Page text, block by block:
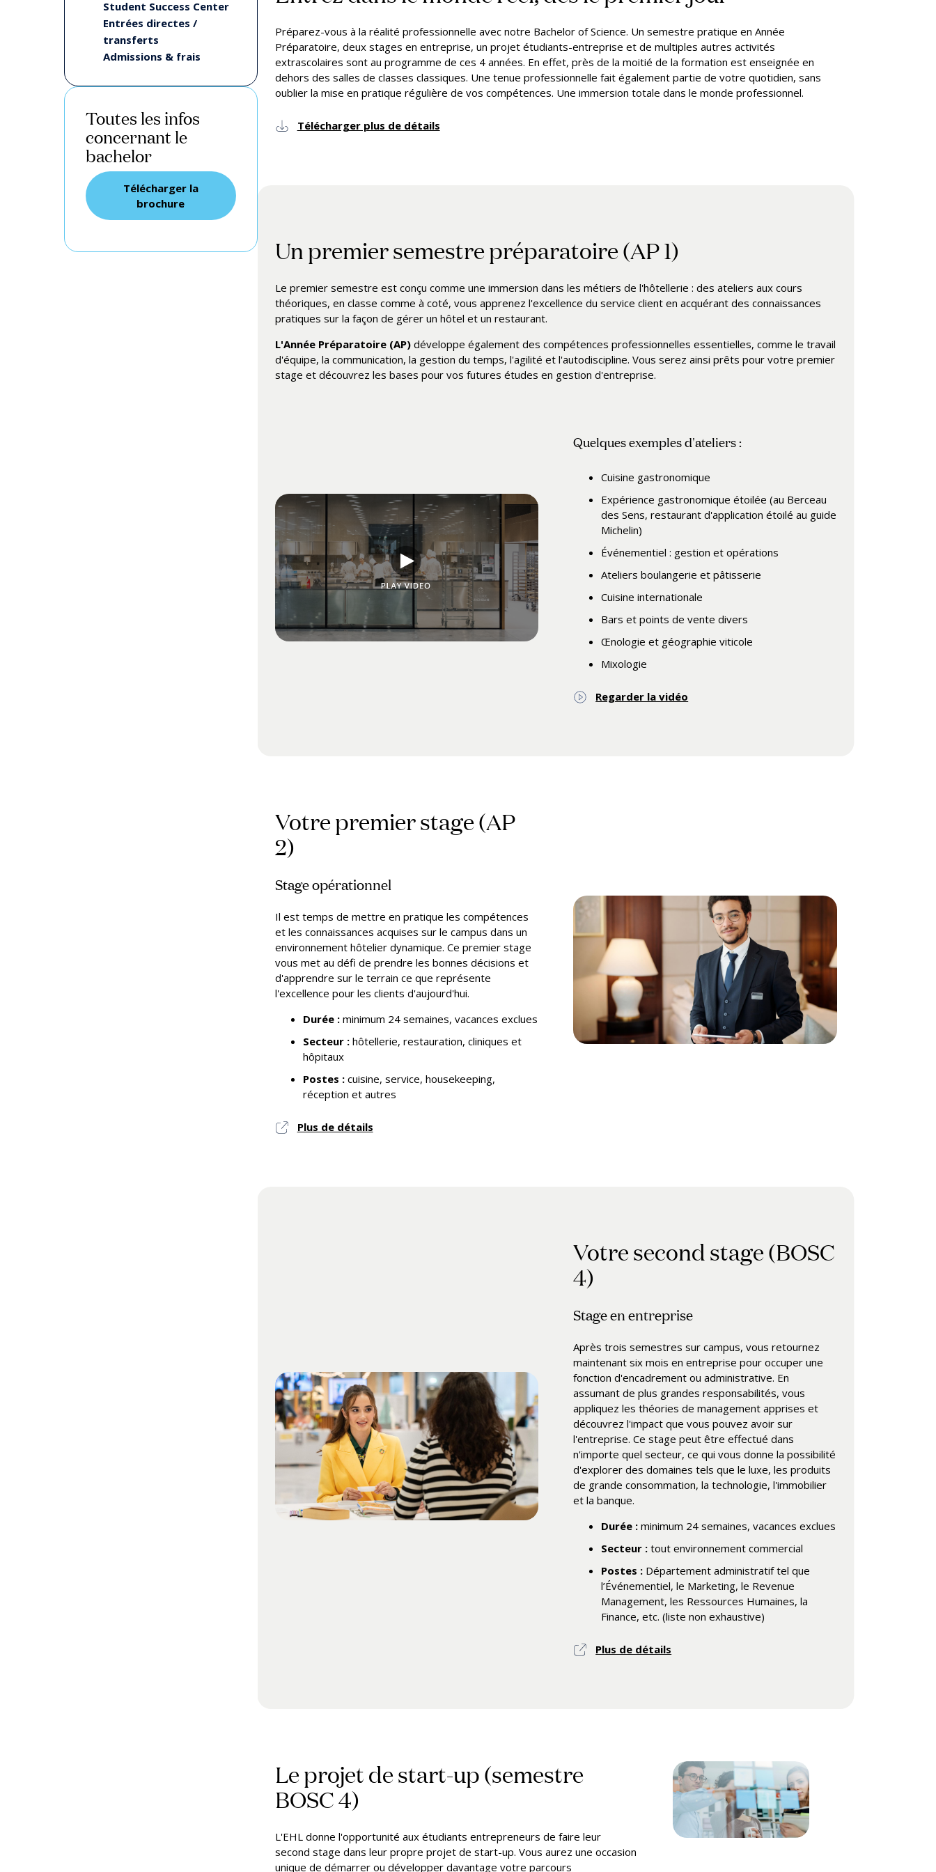
Student Success Center
Entrées directes /
transferts
Admissions & frais
Toutes les infos
concernant le
bachelor
Télécharger la
brochure
Préparez-vous à la réalité professionnelle avec notre Bachelor of Science. Un semestre pratique en Année
Préparatoire, deux stages en entreprise, un projet étudiants-entreprise et de multiples autres activités
extrascolaires sont au programme de ces 4 années. En effet, près de la moitié de la formation est enseignée en
dehors des salles de classes classiques. Une tenue professionnelle fait également partie de votre quotidien, sans
oublier la mise en pratique régulière de vos compétences. Une immersion totale dans le monde professionnel.
Télécharger plus de détails
Un premier semestre préparatoire (AP 1)
Le premier semestre est conçu comme une immersion dans les métiers de l'hôtellerie : des ateliers aux cours
théoriques, en classe comme à coté, vous apprenez l'excellence du service client en acquérant des connaissances
pratiques sur la façon de gérer un hôtel et un restaurant.
L'Année Préparatoire (AP)développe également des compétences professionnelles essentielles, comme le travail
d'équipe, la communication, la gestion du temps, l'agilité et l'autodiscipline. Vous serez ainsi prêts pour votre premier
stage et découvrez les bases pour vos futures études en gestion d'entreprise.
Quelques exemples d'ateliers :
Cuisine gastronomique
Expérience gastronomique étoilée (au Berceau
des Sens, restaurant d'application étoilé au guide
Michelin)
Événementiel : gestion et opérations
Ateliers boulangerie et pâtisserie
Cuisine internationale
Bars et points de vente divers
Œnologie et géographie viticole
Mixologie
Regarder la vidéo
Votre premier stage (AP
2)
Stage opérationnel
Il est temps de mettre en pratique les compétences
et les connaissances acquises sur le campus dans un
environnement hôtelier dynamique. Ce premier stage
vous met au défi de prendre les bonnes décisions et
d'apprendre sur le terrain ce que représente
l'excellence pour les clients d'aujourd'hui.
Durée : minimum 24 semaines, vacances exclues
Secteur : hôtellerie, restauration, cliniques et
hôpitaux
Postes : cuisine, service, housekeeping,
réception et autres
Plus de détails
Votre second stage (BOSC
4)
Stage en entreprise
Après trois semestres sur campus, vous retournez
maintenant six mois en entreprise pour occuper une
fonction d'encadrement ou administrative. En
assumant de plus grandes responsabilités, vous
appliquez les théories de management apprises et
découvrez l'impact que vous pouvez avoir sur
l'entreprise. Ce stage peut être effectué dans
n'importe quel secteur, ce qui vous donne la possibilité
d'explorer des domaines tels que le luxe, les produits
de grande consommation, la technologie, l'immobilier
et la banque.
Durée :minimum 24 semaines, vacances exclues
Secteur :tout environnement commercial
Postes : Département administratif tel que
l’Événementiel, le Marketing, le Revenue
Management, les Ressources Humaines, la
Finance, etc. (liste non exhaustive)
Plus de détails
Le projet de start-up (semestre
BOSC 4)
L'EHL donne l'opportunité aux étudiants entrepreneurs de faire leur
second stage dans leur propre projet de start-up. Vous aurez une occasion
unique de démarrer ou développer davantage votre parcours